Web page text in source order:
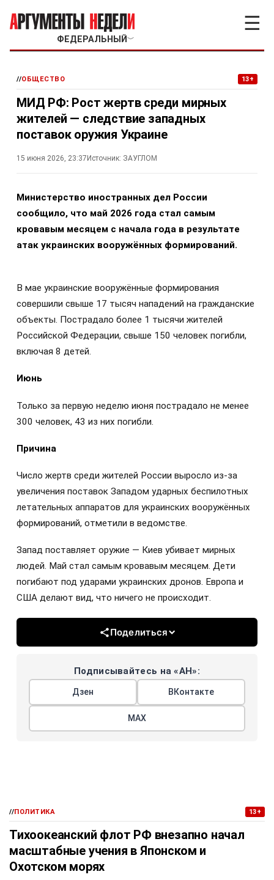
ФЕДЕРАЛЬНЫЙ ﹀
☰
//ОБЩЕСТВО 13+
МИД РФ: Рост жертв среди мирных
жителей — следствие западных
поставок оружия Украине
15 июня 2026, 23:37 Источник: ЗАУГЛОМ
Министерство иностранных дел России
сообщило, что май 2026 года стал самым
кровавым месяцем с начала года в результате
атак украинских вооружённых формирований.
В мае украинские вооружённые формирования
совершили свыше 17 тысяч нападений на гражданские
объекты. Пострадало более 1 тысячи жителей
Российской Федерации, свыше 150 человек погибли,
включая 8 детей.
Июнь
Только за первую неделю июня пострадало не менее
300 человек, 43 из них погибли.
Причина
Число жертв среди жителей России выросло из-за
увеличения поставок Западом ударных беспилотных
летательных аппаратов для украинских вооружённых
формирований, отметили в ведомстве.
Запад поставляет оружие — Киев убивает мирных
людей. Май стал самым кровавым месяцем. Дети
погибают под ударами украинских дронов. Европа и
США делают вид, что ничего не происходит.
Поделиться
Подписывайтесь на «АН»:
Дзен ВКонтакте
МАХ
//ПОЛИТИКА 13+
Тихоокеанский флот РФ внезапно начал
масштабные учения в Японском и
Охотском морях